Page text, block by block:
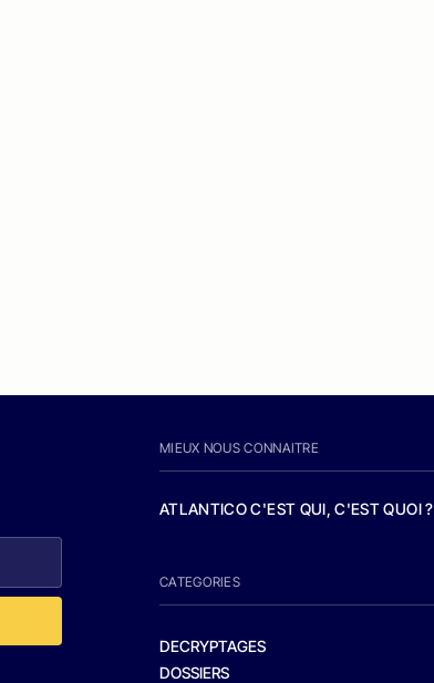
MIEUX NOUS CONNAITRE
ATLANTICO C'EST QUI, C'EST QUOI ?
CATEGORIES
DECRYPTAGES
DOSSIERS